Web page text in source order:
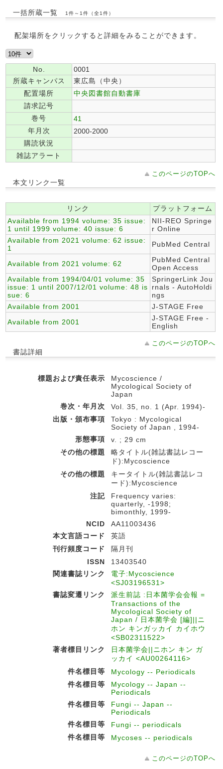
一括所蔵一覧 1件～1件（全1件）
配架場所をクリックすると詳細をみることができます。
No.
0001
所蔵キャンパス
東広島（中央）
配置場所
中央図書館自動書庫
請求記号
巻号
41
年月次
2000-2000
購読状況
雑誌アラート
このページのTOPへ
本文リンク一覧
リンク
プラットフォーム
Available from 1994 volume: 35 issue:
1 until 1999 volume: 40 issue: 6
NII-REO Springe
r Online
Available from 2021 volume: 62 issue:
1
PubMed Central
Available from 2021 volume: 62
PubMed Central
Open Access
Available from 1994/04/01 volume: 35
issue: 1 until 2007/12/01 volume: 48 is
sue: 6
SpringerLink Jou
rnals - AutoHoldi
ngs
Available from 2001
J-STAGE Free
Available from 2001
J-STAGE Free -
English
このページのTOPへ
書誌詳細
標題および責任表示
Mycoscience /
Mycological Society of
Japan
巻次・年月次
Vol. 35, no. 1 (Apr. 1994)-
出版・頒布事項
Tokyo : Mycological
Society of Japan , 1994-
形態事項
v. ; 29 cm
その他の標題
略タイトル(雑誌書誌レコー
ド):Mycoscience
その他の標題
キータイトル(雑誌書誌レコ
ード):Mycoscience
注記
Frequency varies:
quarterly, -1998;
bimonthly, 1999-
NCID
AA11003436
本文言語コード
英語
刊行頻度コード
隔月刊
ISSN
13403540
関連書誌リンク
電子:Mycoscience
<SJ03196531>
書誌変遷リンク
派生前誌 :日本菌学会会報 =
Transactions of the
Mycological Society of
Japan / 日本菌学会 [編]||ニ
ホン キンガッカイ カイホウ
<SB02311522>
著者標目リンク
日本菌学会||ニホン キン ガ
ッカイ <AU00264116>
件名標目等
Mycology -- Periodicals
件名標目等
Mycology -- Japan --
Periodicals
件名標目等
Fungi -- Japan --
Periodicals
件名標目等
Fungi -- periodicals
件名標目等
Mycoses -- periodicals
このページのTOPへ